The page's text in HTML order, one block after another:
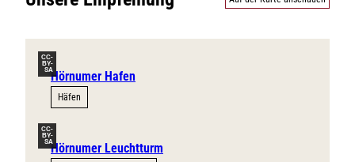
CC-
BY-
SAHörnumer Hafen
Häfen
CC-
BY-
SAHörnumer Leuchtturm